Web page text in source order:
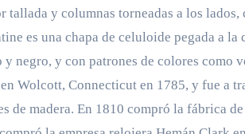
tallada y columnas torneadas a los lados,
es una chapa de celuloide pegada a la
negro, y con patrones de colores como
Wolcott, Connecticut en 1785, y fue a
de madera. En 1810 compró la fábrica